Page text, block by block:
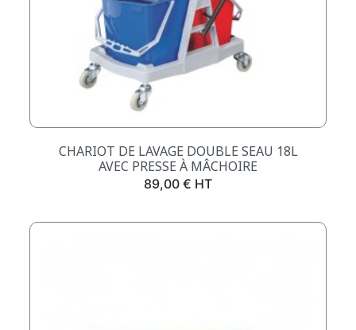
CHARIOT DE LAVAGE DOUBLE SEAU 18L
AVEC PRESSE À MÂCHOIRE
Prix
89,00 € HT